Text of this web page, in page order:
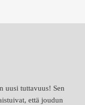
uusi tuttavuus! Sen
että joudun